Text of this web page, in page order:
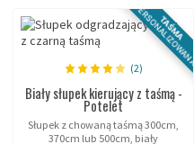
TAŚMA
PERSONALIZOWANA
(2)
Biały słupek kierujący z taśmą -
Potelet
Słupek z chowaną taśmą 300cm,
370cm lub 500cm, biały